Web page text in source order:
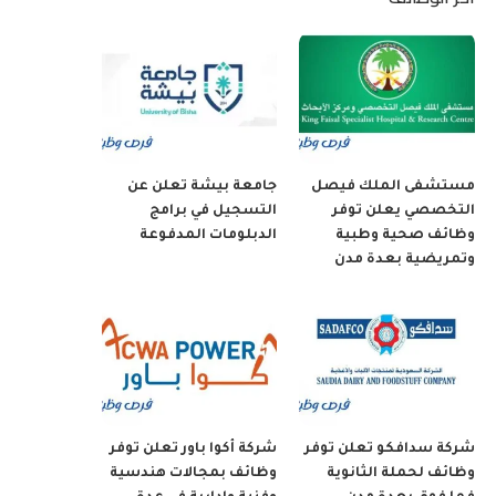
مستشفى الملك فيصل
التخصصي يعلن توفر
وظائف صحية وطبية
وتمريضية بعدة مدن
جامعة بيشة تعلن عن
التسجيل في برامج
الدبلومات المدفوعة
شركة سدافكو تعلن توفر
وظائف لحملة الثانوية
شركة أكوا باور تعلن توفر
وظائف بمجالات هندسية